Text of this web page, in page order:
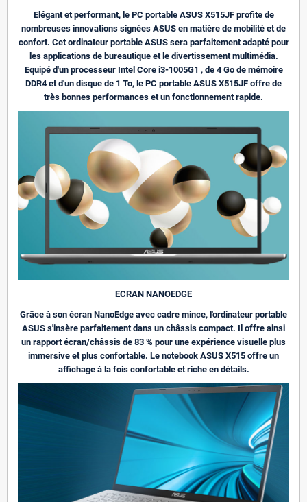
Elégant et performant, le PC portable ASUS X515JF profite de
nombreuses innovations signées ASUS en matière de mobilité et de
confort. Cet ordinateur portable ASUS sera parfaitement adapté pour
les applications de bureautique et le divertissement multimédia.
Equipé d'un processeur Intel Core i3-1005G1 , de 4 Go de mémoire
DDR4 et d'un disque de 1 To, le PC portable ASUS X515JF offre de
très bonnes performances et un fonctionnement rapide.
ECRAN NANOEDGE
Grâce à son écran NanoEdge avec cadre mince, l'ordinateur portable
ASUS s'insère parfaitement dans un châssis compact. Il offre ainsi
un rapport écran/châssis de 83 % pour une expérience visuelle plus
immersive et plus confortable. Le notebook ASUS X515 offre un
affichage à la fois confortable et riche en détails.